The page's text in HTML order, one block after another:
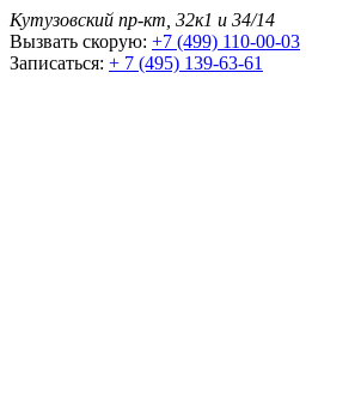
Кутузовский пр-кт, 32к1 и 34/14
Вызвать скорую: +7 (499) 110-00-03
Записаться: + 7 (495) 139-63-61